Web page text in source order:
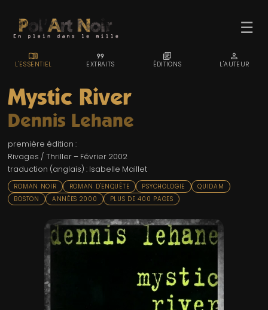
☰
ACCUEIL
TROMBINO
INDEX
RECHERCHE
LIENS & FESTIVALS
UN POLAR AU HASARD
Mystic River
Dennis Lehane
première édition :
Rivages / Thriller – Février 2002
traduction (anglais) : Isabelle Maillet
ROMAN NOIR ROMAN D'ENQUÊTE PSYCHOLOGIE
QUIDAM
BOSTON
ANNÉES 2000 PLUS DE 400 PAGES
MENU_BOOK
L'ESSENTIEL
FORMAT_QUOTE
EXTRAITS
LIBRARY_BOOKS
ÉDITIONS
PERSON
L'AUTEUR